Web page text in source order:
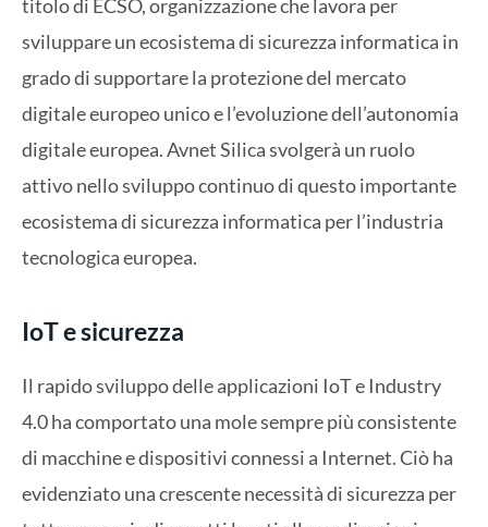
titolo di ECSO, organizzazione che lavora per
sviluppare un ecosistema di sicurezza informatica in
grado di supportare la protezione del mercato
digitale europeo unico e l’evoluzione dell’autonomia
digitale europea. Avnet Silica svolgerà un ruolo
attivo nello sviluppo continuo di questo importante
ecosistema di sicurezza informatica per l’industria
tecnologica europea.
IoT e sicurezza
Il rapido sviluppo delle applicazioni IoT e Industry
4.0 ha comportato una mole sempre più consistente
di macchine e dispositivi connessi a Internet. Ciò ha
evidenziato una crescente necessità di sicurezza per